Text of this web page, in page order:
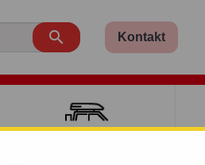
 Kontakt